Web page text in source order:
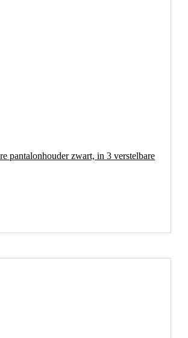
pantalonhouder zwart, in 3 verstelbare